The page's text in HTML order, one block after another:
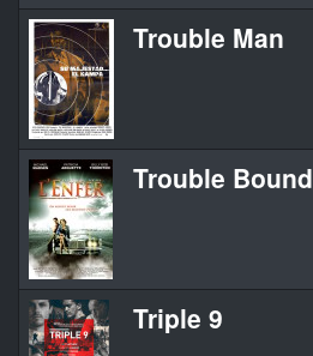
Trouble Man
Trouble Bound
Triple 9